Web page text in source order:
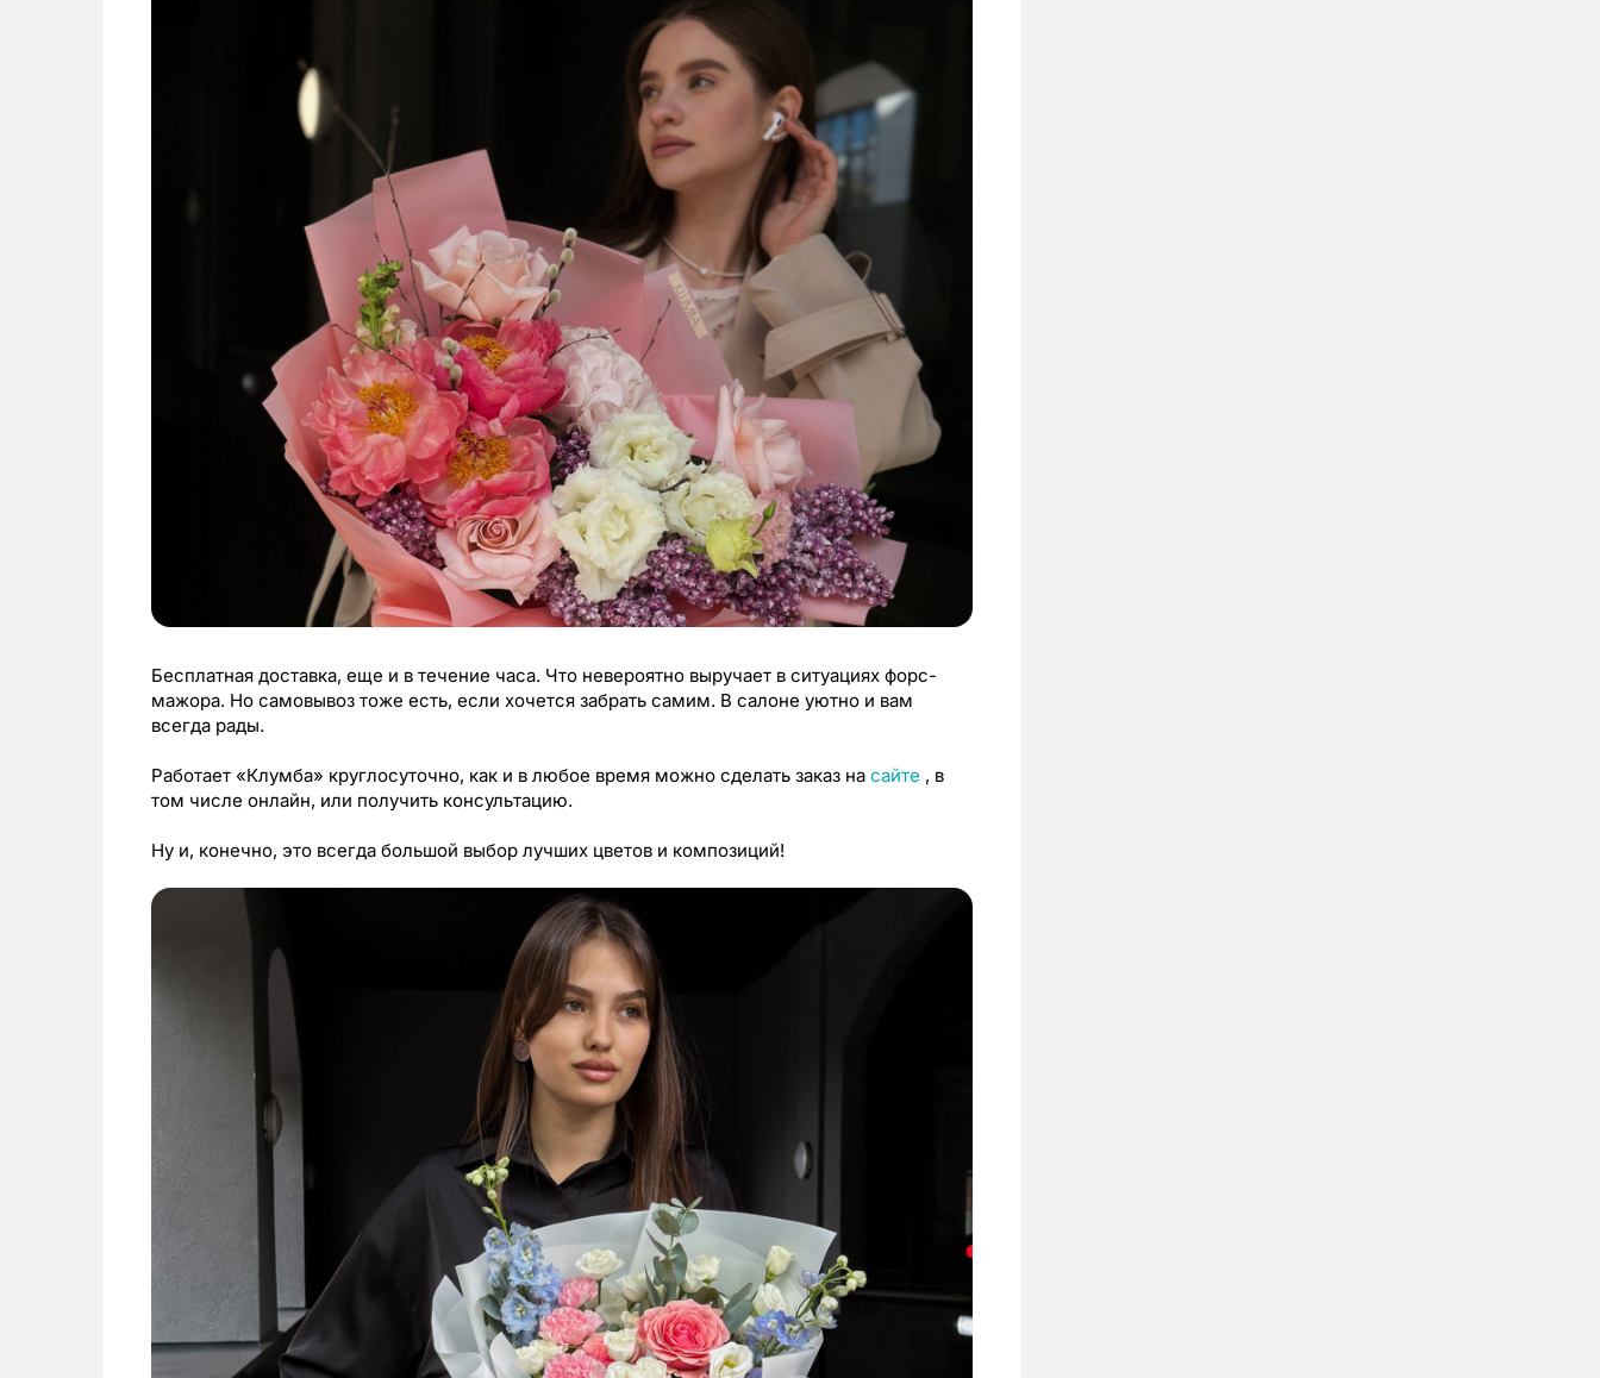
Бесплатная доставка, еще и в течение часа. Что невероятно выручает в ситуациях форс-
мажора. Но самовывоз тоже есть, если хочется забрать самим. В салоне уютно и вам
всегда рады.
Работает «Клумба» круглосуточно, как и в любое время можно сделать заказ на сайте , в
том числе онлайн, или получить консультацию.
Ну и, конечно, это всегда большой выбор лучших цветов и композиций!